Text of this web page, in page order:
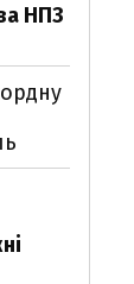
НПЗ